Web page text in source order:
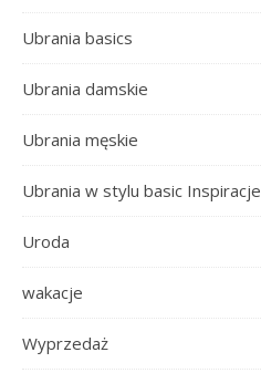
Ubrania basics
Ubrania damskie
Ubrania męskie
Ubrania w stylu basic Inspiracje
Uroda
wakacje
Wyprzedaż